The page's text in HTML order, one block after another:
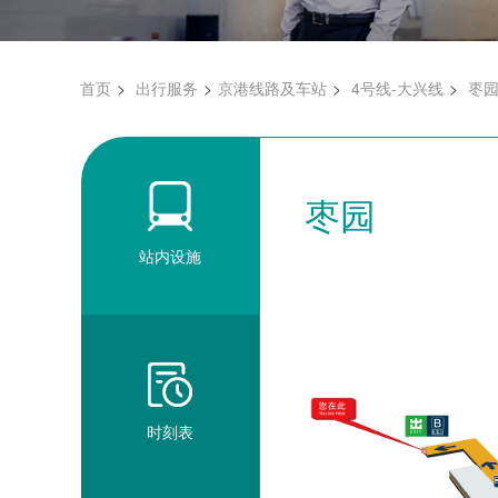
首页 出行服务 京港线路及车站 4号线-大兴线 枣园
站内设施
时刻表
枣园